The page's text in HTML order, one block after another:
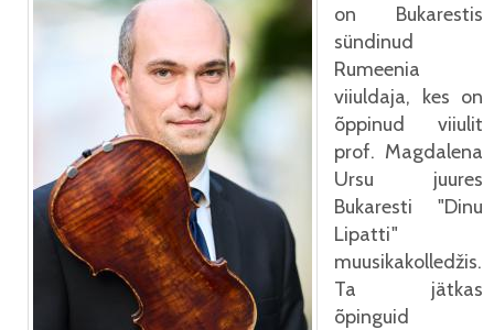
on Bukarestis
sündinud
Rumeenia
viiuldaja, kes on
õppinud viiulit
prof. Magdalena
Ursu juures
Bukaresti "Dinu
Lipatti"
muusikakolledžis.
Ta jätkas
õpinguid